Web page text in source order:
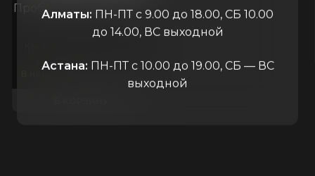
Пробоотборник ПП-80
1 л.
В наличии 38.000₸
Алматы: ПН-ПТ с 9.00 до 18.00, СБ 10.00
до 14.00, ВС выходной
Астана: ПН-ПТ с 10.00 до 19.00, СБ — ВС
выходной